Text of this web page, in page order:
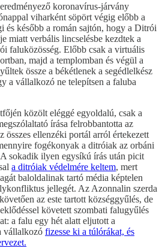
koronavírus-járvány
viharként söpört végig előbb a
és később a román sajtón, hogy a Ditrói
miatt verbális lincselésbe kezdtek a
faluközösség. Előbb csak a virtuális
majd a templomban és végül a
össze a békétlenek a segédlelkész
a vállalkozó ne telepítsen a faluba
közölt eléggé egyoldalú, csak a
írása felrobbantotta az
összes ellenzéki portál arról értekezett
fogékonyak a ditróiak az orbáni
sokadik ilyen egysíkú írás után picit
a ditróiak védelmére keltem, mert
baloldalinak tartó média képtelen
jellegét. Az Azonnalin szerda
az este tartott községgyűlés, de
követett szombati falugyűlés
a falu egy hét alatt eljutott a
vállalkozó fizesse ki a túlórákat, és